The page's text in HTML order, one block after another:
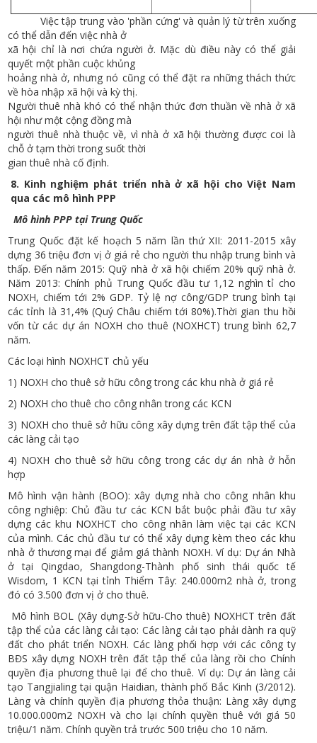
Việc tập trung vào 'phần cứng' và quản lý từ trên xuống
có thể dẫn đến việc nhà ở
xã hội chỉ là nơi chứa người ở. Mặc dù điều này có thể giải
quyết một phần cuộc khủng
hoảng nhà ở, nhưng nó cũng có thể đặt ra những thách thức
về hòa nhập xã hội và kỳ thị.
Người thuê nhà khó có thể nhận thức đơn thuần về nhà ở xã
hội như một cộng đồng mà
người thuê nhà thuộc về, vì nhà ở xã hội thường được coi là
chỗ ở tạm thời trong suốt thời
gian thuê nhà cố định.
8. Kinh nghiệm phát triển nhà ở xã hội cho Việt Nam
qua các mô hình PPP
Mô hình PPP tại Trung Quốc
Trung Quốc đặt kế hoạch 5 năm lần thứ XII: 2011-2015 xây
dựng 36 triệu đơn vị ở giá rẻ cho người thu nhập trung bình và
thấp. Đến năm 2015: Quỹ nhà ở xã hội chiếm 20% quỹ nhà ở.
Năm 2013: Chính phủ Trung Quốc đầu tư 1,12 nghìn tỉ cho
NOXH, chiếm tới 2% GDP. Tỷ lệ nợ công/GDP trung bình tại
các tỉnh là 31,4% (Quý Châu chiếm tới 80%).Thời gian thu hồi
vốn từ các dự án NOXH cho thuê (NOXHCT) trung bình 62,7
năm.
Các loại hình NOXHCT chủ yếu
1) NOXH cho thuê sở hữu công trong các khu nhà ở giá rẻ
2) NOXH cho thuê cho công nhân trong các KCN
3) NOXH cho thuê sở hữu công xây dựng trên đất tập thể của
các làng cải tạo
4) NOXH cho thuê sở hữu công trong các dự án nhà ở hỗn
hợp
Mô hình vận hành (BOO): xây dựng nhà cho công nhân khu
công nghiệp: Chủ đầu tư các KCN bắt buộc phải đầu tư xây
dựng các khu NOXHCT cho công nhân làm việc tại các KCN
của mình. Các chủ đầu tư có thể xây dựng kèm theo các khu
nhà ở thương mại để giảm giá thành NOXH. Ví dụ: Dự án Nhà
ở tại Qingdao, Shangdong-Thành phố sinh thái quốc tế
Wisdom, 1 KCN tại tỉnh Thiểm Tây: 240.000m2 nhà ở, trong
đó có 3.500 đơn vị ở cho thuê.
Mô hình BOL (Xây dựng-Sở hữu-Cho thuê) NOXHCT trên đất
tập thể của các làng cải tạo: Các làng cải tạo phải dành ra quỹ
đất cho phát triển NOXH. Các làng phối hợp với các công ty
BĐS xây dựng NOXH trên đất tập thể của làng rồi cho Chính
quyền địa phương thuê lại để cho thuê. Ví dụ: Dự án làng cải
tạo Tangjialing tại quận Haidian, thành phố Bắc Kinh (3/2012).
Làng và chính quyền địa phương thỏa thuận: Làng xây dựng
10.000.000m2 NOXH và cho lại chính quyền thuê với giá 50
triệu/1 năm. Chính quyền trả trước 500 triệu cho 10 năm.